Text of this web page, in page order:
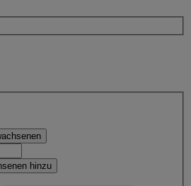
hinzu